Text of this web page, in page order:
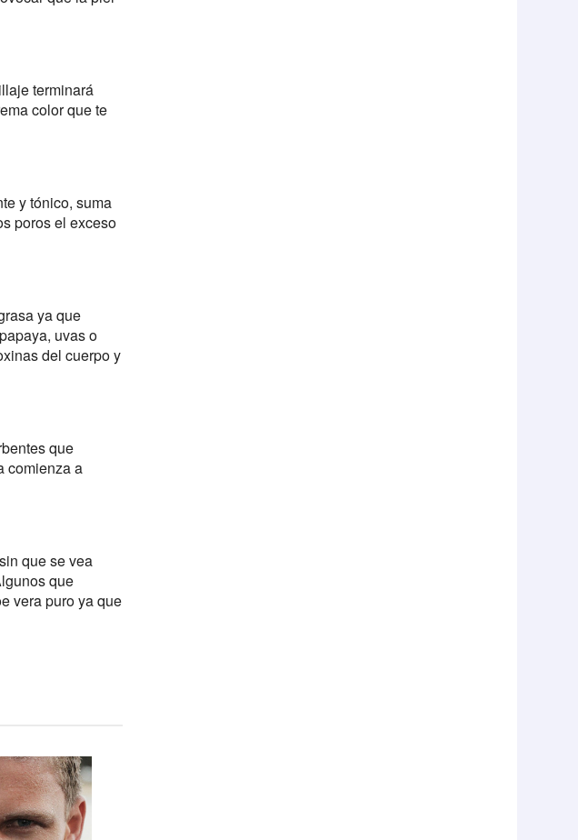
terminará
color que te
y tónico, suma
poros el exceso
ya que
uvas o
del cuerpo y
que
comienza a
que se vea
que
vera puro ya que